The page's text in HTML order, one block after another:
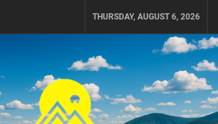
THURSDAY, AUGUST 6, 2026